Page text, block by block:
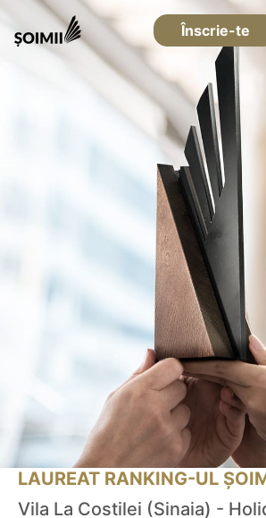
Înscrie-te
LAUREAT RANKING-UL
Vila La Costilei (Sinaia) -